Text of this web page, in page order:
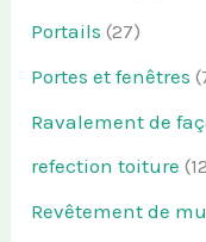
Portails (27)
Portes et fenêtres
Ravalement de
refection toiture
Revêtement de